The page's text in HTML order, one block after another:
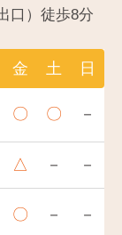
口）徒歩8分